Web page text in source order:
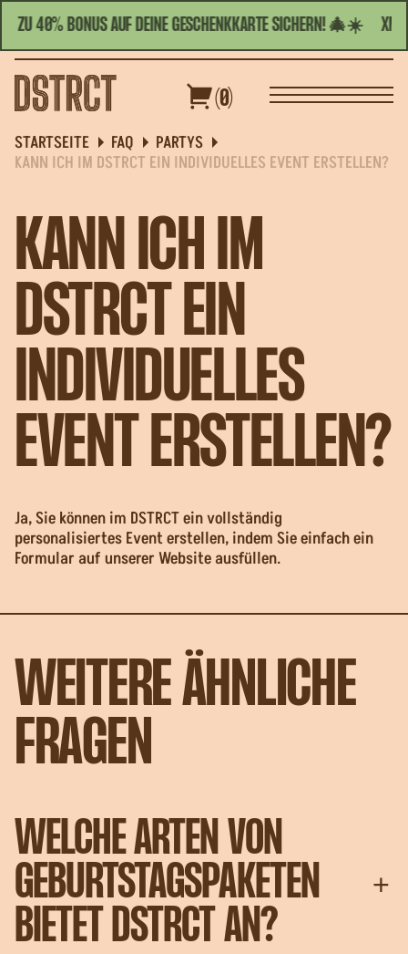
ZU 40% BONUS AUF DEINE GESCHENKKARTE SICHERN! 🎄☀️
HEUTE GEÖFFNET | 11:00 - 23:00 DEUTSCH
GUTSCHEINE SPEZIALANGEBOTE
(0)
STARTSEITE FAQ
PARTYS
KANN ICH IM DSTRCT EIN INDIVIDUELLES EVENT ERSTELLEN?
KANN ICH IM
DSTRCT EIN
INDIVIDUELLES
EVENT ERSTELLEN?
Ja, Sie können im DSTRCT ein vollständig
personalisiertes Event erstellen, indem Sie einfach ein
Formular auf unserer Website ausfüllen.
WEITERE ÄHNLICHE
FRAGEN
WELCHE ARTEN VON
GEBURTSTAGSPAKETEN
BIETET DSTRCT AN?